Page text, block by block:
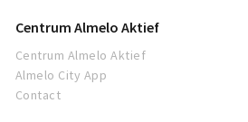
Centrum Almelo Aktief
Centrum Almelo Aktief
Almelo City App
Contact